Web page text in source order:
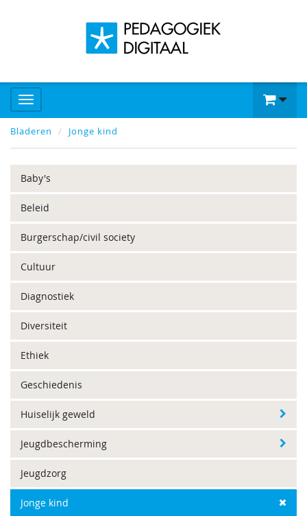
Bladeren Jonge kind
Baby's
Beleid
Burgerschap/civil society
Cultuur
Diagnostiek
Diversiteit
Ethiek
Geschiedenis
Huiselijk geweld
Jeugdbescherming
Jeugdzorg
Jonge kind